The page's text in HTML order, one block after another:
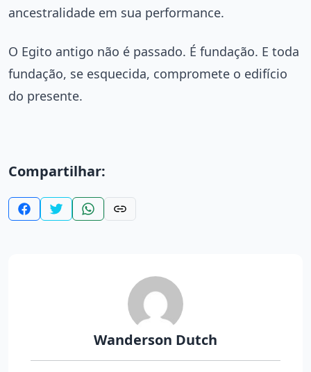
ancestralidade em sua performance.
O Egito antigo não é passado. É fundação. E toda
fundação, se esquecida, compromete o edifício
do presente.
Compartilhar:
Wanderson Dutch